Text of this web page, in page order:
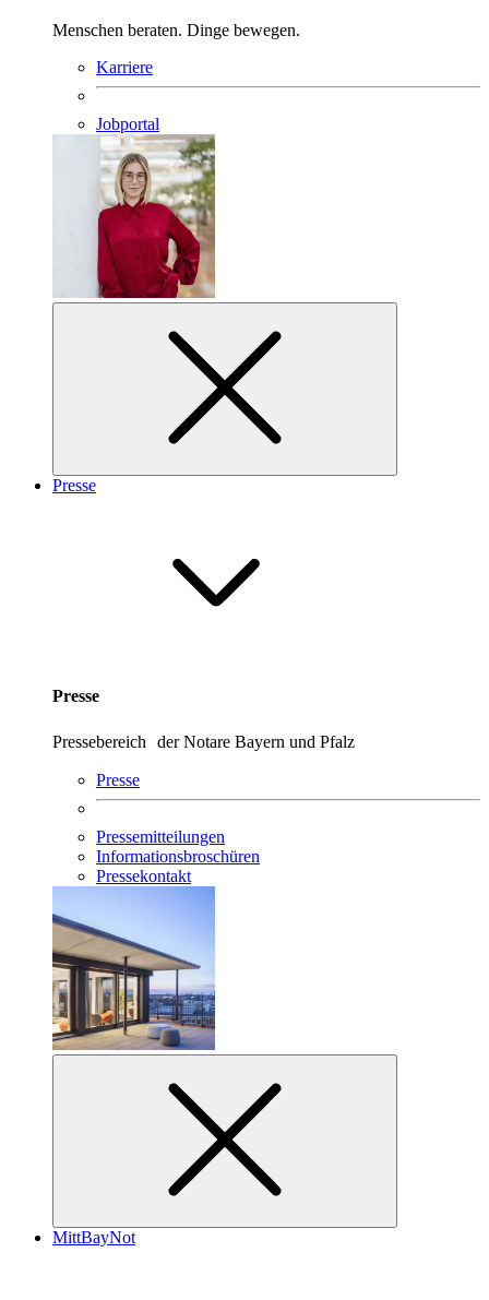
Menschen beraten. Dinge bewegen.
Karriere
Jobportal
Presse
Presse
Pressebereich der Notare Bayern und Pfalz
Presse
Pressemitteilungen
Informationsbroschüren
Pressekontakt
MittBayNot